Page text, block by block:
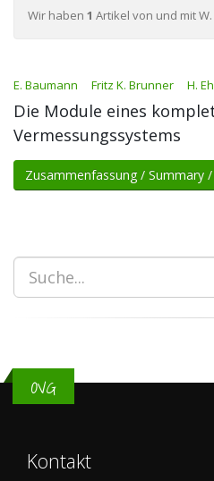
Wir haben 1 Artikel von und mit
E. Baumann Fritz K. Brunner H.
Die Module eines
Vermessungssystems
Zusammenfassung /
OVG
Kontakt